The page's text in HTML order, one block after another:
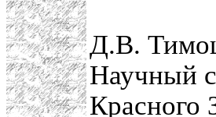
Д.В.
Научный
Красного